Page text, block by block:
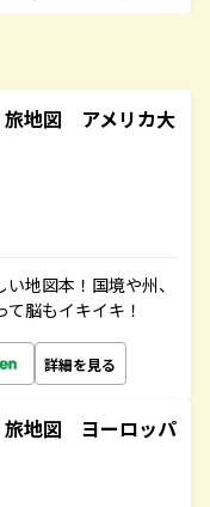
地図 アメリカ大
地図本！国境や州、
脳もイキイキ！
詳細を見る
地図 ヨーロッパ